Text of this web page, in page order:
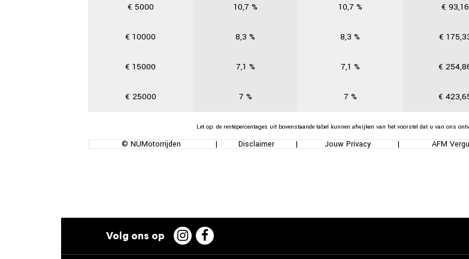
€ 5000 10,7 % 10,7 % € 93,16
€ 10000 8,3 % 8,3 % €
€ 15000 7,1 % 7,1 % €
€ 25000 7 % 7 % €
Let op: de rentepercentages uit bovenstaande tabel kunnen afwijken van het voorstel dat u van ons
© NUMotorrijden | Disclaimer | Jouw Privacy | AFM
 